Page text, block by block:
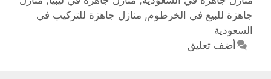
جاهزة للبيع في الخرطوم, منازل جاهزة للتركيب في
السعودية
أضف تعليق